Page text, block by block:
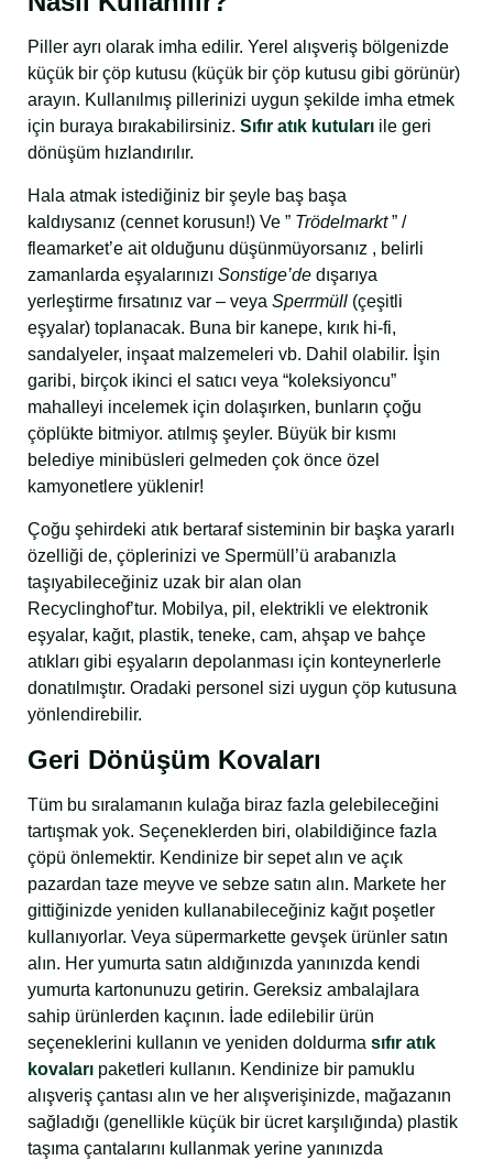
Piller ayrı olarak imha edilir. Yerel alışveriş bölgenizde
küçük bir çöp kutusu (küçük bir çöp kutusu gibi görünür)
arayın. Kullanılmış pillerinizi uygun şekilde imha etmek
için buraya bırakabilirsiniz. Sıfır atık kutuları ile geri
dönüşüm hızlandırılır.
Hala atmak istediğiniz bir şeyle baş başa
kaldıysanız (cennet korusun!) Ve ” Trödelmarkt” /
fleamarket’e ait olduğunu düşünmüyorsanız , belirli
zamanlarda eşyalarınızı Sonstige’de dışarıya
yerleştirme fırsatınız var – veya Sperrmüll (çeşitli
eşyalar) toplanacak. Buna bir kanepe, kırık hi-fi,
sandalyeler, inşaat malzemeleri vb. Dahil olabilir. İşin
garibi, birçok ikinci el satıcı veya “koleksiyoncu”
mahalleyi incelemek için dolaşırken, bunların çoğu
çöplükte bitmiyor. atılmış şeyler. Büyük bir kısmı
belediye minibüsleri gelmeden çok önce özel
kamyonetlere yüklenir!
Çoğu şehirdeki atık bertaraf sisteminin bir başka yararlı
özelliği de, çöplerinizi ve Spermüll’ü arabanızla
taşıyabileceğiniz uzak bir alan olan
Recyclinghof’tur. Mobilya, pil, elektrikli ve elektronik
eşyalar, kağıt, plastik, teneke, cam, ahşap ve bahçe
atıkları gibi eşyaların depolanması için konteynerlerle
donatılmıştır. Oradaki personel sizi uygun çöp kutusuna
yönlendirebilir.
Geri Dönüşüm Kovaları
Tüm bu sıralamanın kulağa biraz fazla gelebileceğini
tartışmak yok. Seçeneklerden biri, olabildiğince fazla
çöpü önlemektir. Kendinize bir sepet alın ve açık
pazardan taze meyve ve sebze satın alın. Markete her
gittiğinizde yeniden kullanabileceğiniz kağıt poşetler
kullanıyorlar. Veya süpermarkette gevşek ürünler satın
alın. Her yumurta satın aldığınızda yanınızda kendi
yumurta kartonunuzu getirin. Gereksiz ambalajlara
sahip ürünlerden kaçının. İade edilebilir ürün
seçeneklerini kullanın ve yeniden doldurma sıfır atık
kovaları paketleri kullanın. Kendinize bir pamuklu
alışveriş çantası alın ve her alışverişinizde, mağazanın
sağladığı (genellikle küçük bir ücret karşılığında) plastik
taşıma çantalarını kullanmak yerine yanınızda